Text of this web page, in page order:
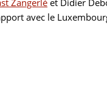
Zangerléet Didier
avec le